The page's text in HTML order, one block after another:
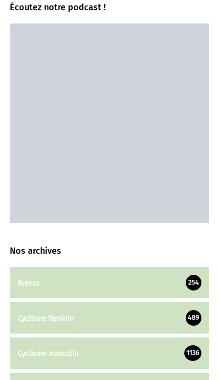
Écoutez notre podcast !
Nos archives
Brèves 254
Cyclisme féminin 489
Cyclisme masculin 1136